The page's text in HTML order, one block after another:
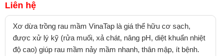
Liên hệ
Xơ dừa trồng rau mầm VinaTap là giá thể hữu cơ sạch,
được xử lý kỹ (rửa muối, xả chát, nâng pH, diệt khuẩn nhiệt
độ cao) giúp rau mầm nảy mầm nhanh, thân mập, ít bệnh.